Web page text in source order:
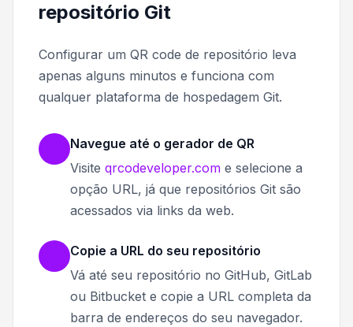
repositório Git
Configurar um QR code de repositório leva
apenas alguns minutos e funciona com
qualquer plataforma de hospedagem Git.
Navegue até o gerador de QR
Visite qrcodeveloper.com e selecione a
opção URL, já que repositórios Git são
acessados via links da web.
Copie a URL do seu repositório
Vá até seu repositório no GitHub, GitLab
ou Bitbucket e copie a URL completa da
barra de endereços do seu navegador.